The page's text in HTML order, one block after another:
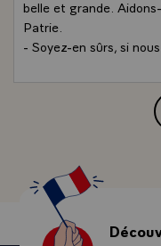
belle et grande.
Patrie.
- Soyez-en sûrs, si
les règlerons dans
- Et puis dans le
France a besoin de
Mon troisième voeu
l'Europe", afin que la
de plain-pied dans le
d'être fiers, nous